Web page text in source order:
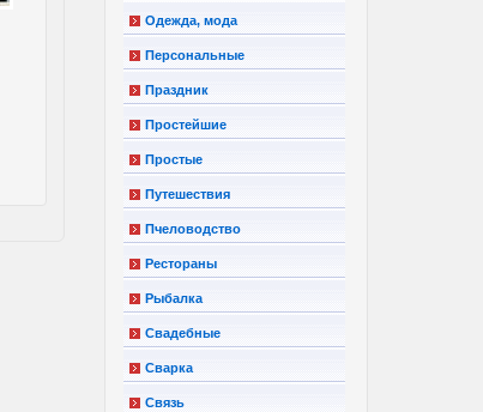
Одежда, мода
Персональные
Праздник
Простейшие
Простые
Путешествия
Пчеловодство
Рестораны
Рыбалка
Свадебные
Сварка
Связь